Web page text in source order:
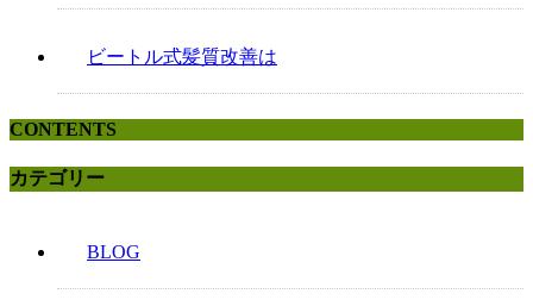
ビートル式髪質改善は
CONTENTS
カテゴリー
BLOG